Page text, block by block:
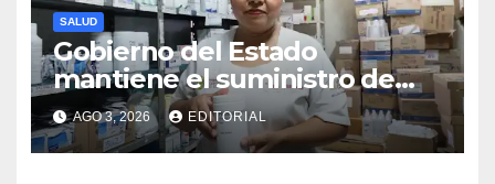
SALUD
Gobierno del Estado
mantiene el suministro de
medicamentos en unidades
médicas
AGO 3, 2026 EDITORIAL